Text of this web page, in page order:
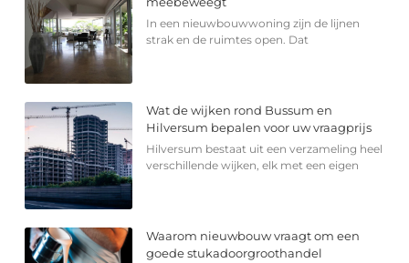
In een nieuwbouwwoning zijn de lijnen
strak en de ruimtes open. Dat
Wat de wijken rond Bussum en
Hilversum bepalen voor uw vraagprijs
Hilversum bestaat uit een verzameling heel
verschillende wijken, elk met een eigen
Waarom nieuwbouw vraagt om een
goede stukadoorgroothandel